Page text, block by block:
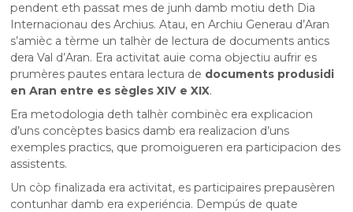
pendent eth passat mes de junh damb motiu deth Dia
Internacionau des Archius. Atau, en Archiu Generau d’Aran
s’amièc a tèrme un talhèr de lectura de documents antics
dera Val d’Aran. Era activitat auie coma objectiu aufrir es
prumères pautes entara lectura de documents produsidi
en Aran entre es sègles XIV e XIX.
Era metodologia deth talhèr combinèc era explicacion
d’uns concèptes basics damb era realizacion d’uns
exemples practics, que promoigueren era participacion des
assistents.
Un còp finalizada era activitat, es participaires prepausèren
contunhar damb era experiéncia. Dempús de quate